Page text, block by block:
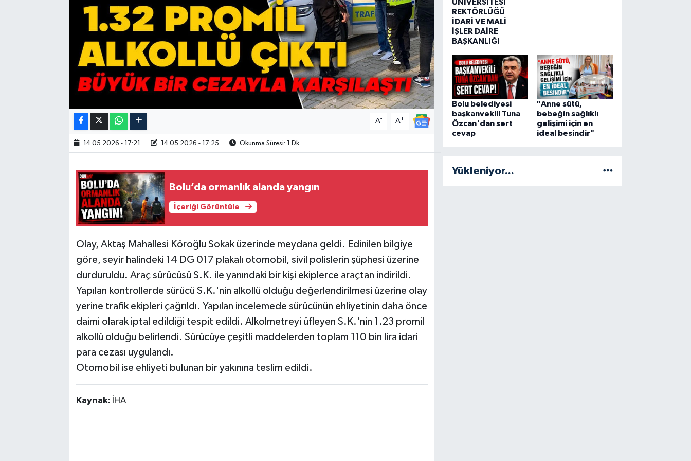
A- A+
14.05.2026 - 17:21 14.05.2026 - 17:25 Okunma Süresi: 1 Dk
Bolu’da ormanlık alanda yangın
İçeriği Görüntüle
Olay, Aktaş Mahallesi Köroğlu Sokak üzerinde meydana geldi. Edinilen bilgiye
göre, seyir halindeki 14 DG 017 plakalı otomobil, sivil polislerin şüphesi üzerine
durduruldu. Araç sürücüsü S.K. ile yanındaki bir kişi ekiplerce araçtan indirildi.
Yapılan kontrollerde sürücü S.K.'nin alkollü olduğu değerlendirilmesi üzerine olay
yerine trafik ekipleri çağrıldı. Yapılan incelemede sürücünün ehliyetinin daha önce
daimi olarak iptal edildiği tespit edildi. Alkolmetreyi üfleyen S.K.'nin 1.23 promil
alkollü olduğu belirlendi. Sürücüye çeşitli maddelerden toplam 110 bin lira idari
para cezası uygulandı.
Otomobil ise ehliyeti bulunan bir yakınına teslim edildi.
Kaynak: İHA
ÜNİVERSİTESİ
REKTÖRLÜĞÜ
İDARİ VE MALİ
İŞLER DAİRE
BAŞKANLIĞI
Bolu belediyesi
başkanvekili Tuna
Özcan'dan sert
cevap
"Anne sütü,
bebeğin sağlıklı
gelişimi için en
ideal besindir"
Yükleniyor...